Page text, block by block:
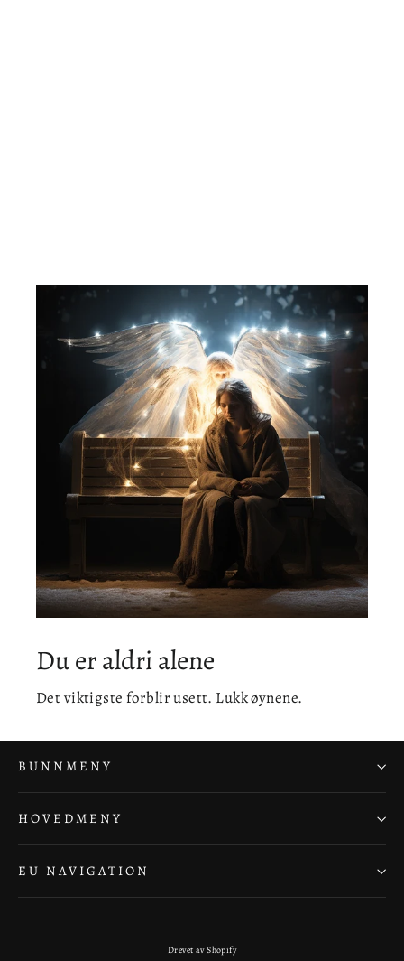
Du er aldri alene
Det viktigste forblir usett. Lukk øynene.
BUNNMENY
HOVEDMENY
EU NAVIGATION
Drevet av Shopify